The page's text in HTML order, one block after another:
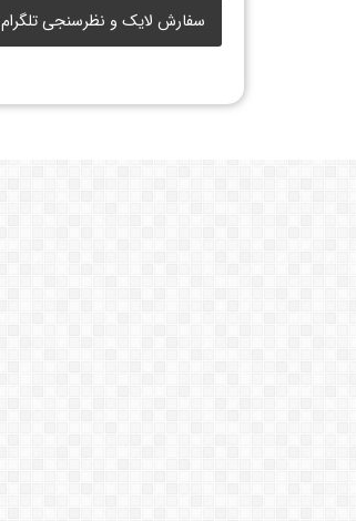
سفارش لایک و نظرسنجی تلگرام